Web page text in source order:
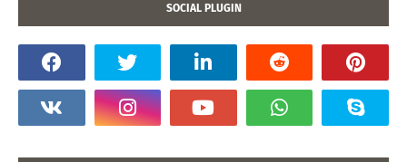
SOCIAL PLUGIN